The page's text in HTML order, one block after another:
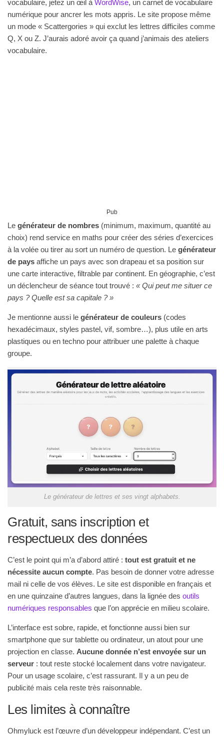
vocabulaire, jetez un œil à WordWise, un carnet de vocabulaire
numérique pour ancrer les mots appris. Le site propose même
un mode « Scattergories » qui exclut les lettres difficiles comme
Q, X ou Z. J’aurais adoré avoir ça quand j’animais des ateliers
vocabulaire.
Pub
Le générateur de nombres (minimum, maximum, quantité au
choix) rend service en maths pour créer des séries d’exercices
à la volée ou tirer au sort un numéro de question. Le générateur
de pays affiche un pays avec son drapeau et sa position sur
une carte interactive, filtrable par continent. En géographie, c’est
un déclencheur de séance tout trouvé : « Qui peut me situer ce
pays ? Quelle est sa capitale ? »
Je mentionne aussi le générateur de couleurs (codes
hexadécimaux, styles pastel, vif, sombre…), plus utile en arts
plastiques ou en techno pour attribuer une palette à chaque
groupe.
Le générateur de lettres et ses vingt alphabets.
Gratuit, sans inscription et
respectueux des données
C’est le point qui m’a d’abord attiré : tout est gratuit et ne
nécessite aucun compte. Pas besoin de donner votre adresse
mail ni celle de vos élèves. Le site est disponible en français et
en une quinzaine d’autres langues, dans la lignée des outils
numériques responsables que l’on apprécie en milieu scolaire.
L’interface est sobre, rapide, et fonctionne aussi bien sur
smartphone que sur tablette ou ordinateur, un atout pour une
projection en classe. Aucune donnée n’est envoyée sur un
serveur : tout reste stocké localement dans votre navigateur.
Pour un usage scolaire, c’est rassurant. Il y a un peu de
publicité mais cela reste très raisonnable.
Les limites à connaître
Ohmyluck est l’œuvre d’un développeur indépendant. C’est un